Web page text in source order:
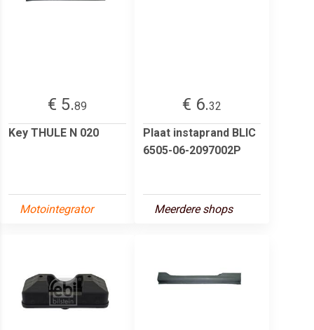
€ 5.89
Key THULE N 020
Motointegrator
€ 6.32
Plaat instaprand BLIC
6505-06-2097002P
Meerdere shops